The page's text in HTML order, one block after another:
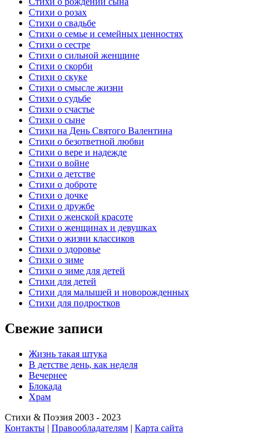
Стихи о розах
Стихи о свадьбе
Стихи о семье и семейных ценностях
Стихи о сестре
Стихи о сильной женщине
Стихи о скорби
Стихи о скуке
Стихи о смысле жизни
Стихи о судьбе
Стихи о счастье
Стихи о сыне
Стихи на День Святого Валентина
Стихи о безответной любви
Стихи о вере и надежде
Стихи о войне
Стихи о детстве
Стихи о доброте
Стихи о дочке
Стихи о дружбе
Стихи о женской красоте
Стихи о женщинах и девушках
Стихи о жизни классиков
Стихи о здоровье
Стихи о зиме
Стихи о зиме для детей
Стихи для детей
Стихи для малышей и новорожденных
Стихи для подростков
Свежие записи
Жизнь такая штука
В детстве день, как неделя
Вечернее
Блокада
Храм
Стихи & Поэзия 2003 - 2023
Контакты | Правообладателям | Карта сайта